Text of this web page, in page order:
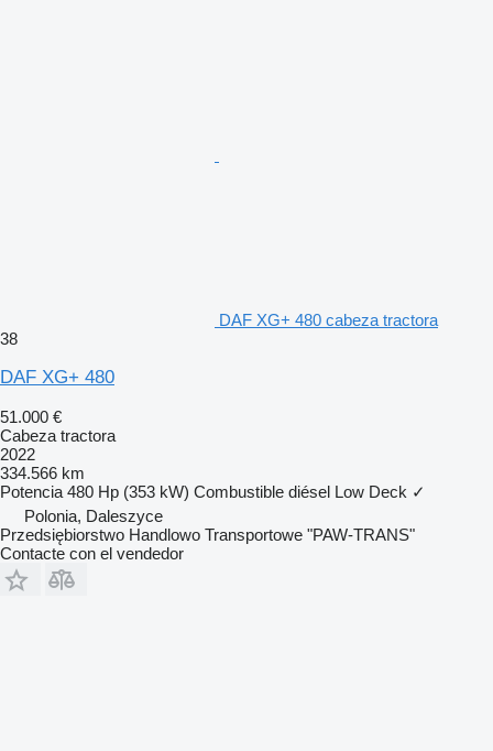
DAF XG+ 480 cabeza tractora
38
DAF XG+ 480
51.000 €
Cabeza tractora
2022
334.566 km
Potencia 480 Hp (353 kW) Combustible diésel Low Deck ✓
Polonia, Daleszyce
Przedsiębiorstwo Handlowo Transportowe "PAW-TRANS"
Contacte con el vendedor